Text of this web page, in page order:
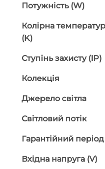
Потужність (W)
Колірна
(K)
Ступінь захисту (IP)
Колекція
Джерело світла
Світловий потік
Гарантійний період
Вхідна напруга (V)